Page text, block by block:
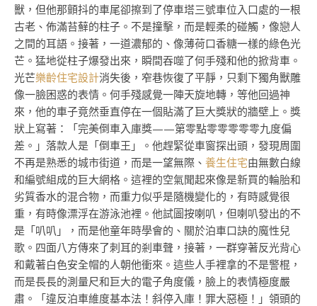
獸，但他那顫抖的車尾卻擦到了停車塔三號車位入口處的一根
古老、佈滿苔蘚的柱子。不是撞擊，而是輕柔的碰觸，像戀人
之間的耳語。接著，一道濃郁的、像薄荷口香糖一樣的綠色光
芒。猛地從柱子爆發出來，瞬間吞噬了何手殘和他的掀背車。
光芒樂齡住宅設計消失後，窄巷恢復了平靜，只剩下獨角獸雕
像一臉困惑的表情。何手殘感覺一陣天旋地轉，等他回過神
來，他的車子竟然垂直停在一個貼滿了巨大獎狀的牆壁上。獎
狀上寫著：「完美倒車入庫獎——第零點零零零零零九度偏
差。」落款人是「倒車王」。他趕緊從車窗探出頭，發現周圍
不再是熟悉的城市街道，而是一望無際、 養生住宅由無數白線
和編號組成的巨大網格。這裡的空氣聞起來像是新買的輪胎和
劣質香水的混合物，而重力似乎是隨機變化的，有時感覺很
重，有時像漂浮在游泳池裡。他試圖按喇叭，但喇叭發出的不
是「叭叭」，而是他童年時學會的、關於泊車口訣的魔性兒
歌。四面八方傳來了刺耳的剎車聲，接著，一群穿著反光背心
和戴著白色安全帽的人朝他衝來。這些人手裡拿的不是警棍，
而是長長的測量尺和巨大的電子角度儀，臉上的表情極度嚴
肅。「違反泊車維度基本法！斜停入庫！罪大惡極！」領頭的